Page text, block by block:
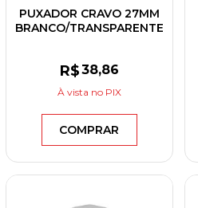
PUXADOR CRAVO 27MM
BRANCO/TRANSPARENTE
R$38,86
À vista no PIX
COMPRAR